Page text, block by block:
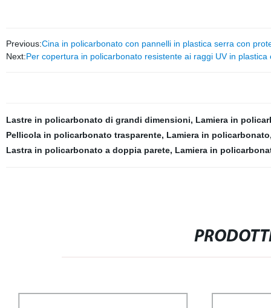
Previous:Cina in policarbonato con pannelli in plastica serra con
Next:Per copertura in policarbonato resistente ai raggi UV in plastica
Lastre in policarbonato di grandi dimensioni, Lamiera in
Pellicola in policarbonato trasparente, Lamiera in policarbonato
Lastra in policarbonato a doppia parete, Lamiera in